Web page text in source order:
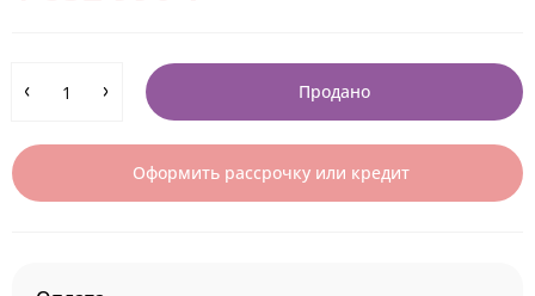
Продано
Оформить рассрочку или кредит